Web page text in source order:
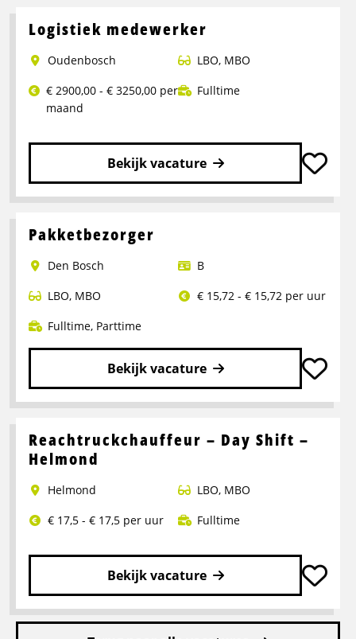
Logistiek medewerker
Oudenbosch LBO, MBO
€ 2900,00 - € 3250,00 per
maand
Fulltime
Bekijk vacature
Lees
over
medewerker
Pakketbezorger
Den Bosch
B
LBO, MBO
€ 15,72 - € 15,72 per uur
Fulltime, Parttime
Bekijk vacature
Lees
over
Pakketbezorger
Reachtruckchauffeur – Day Shift –
Helmond
Helmond LBO, MBO
€ 17,5 - € 17,5 per uur
Fulltime
Bekijk vacature
Lees
meer